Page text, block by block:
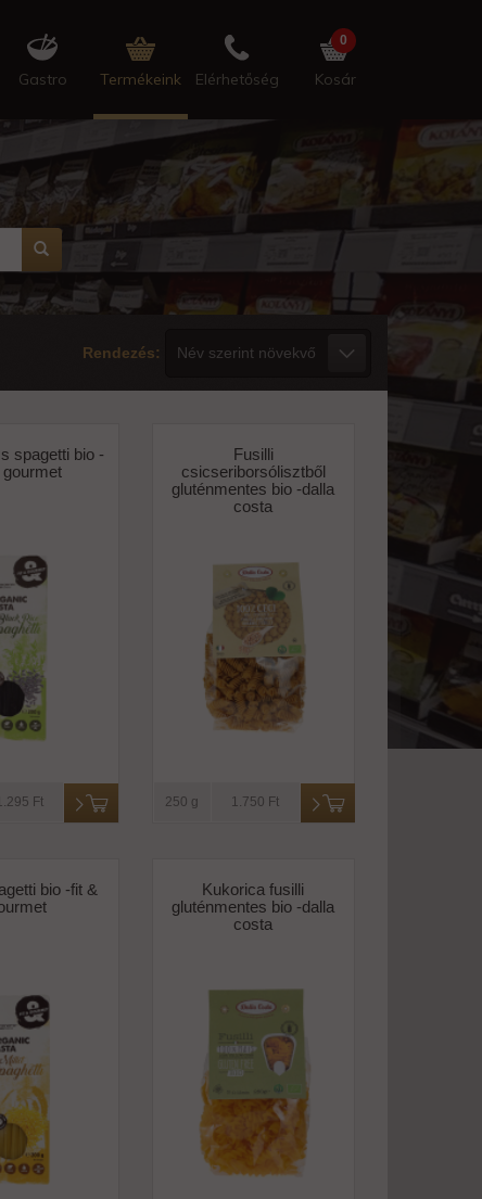
Gastro Termékeink Elérhetőség Kosár
0
Rendezés:
spagetti bio -
gourmet
Ft
Fusilli
csicseriborsólisztből
gluténmentes bio -dalla
costa
250 g 1.750 Ft
bio -fit &
Kukorica fusilli
gluténmentes bio -dalla
costa